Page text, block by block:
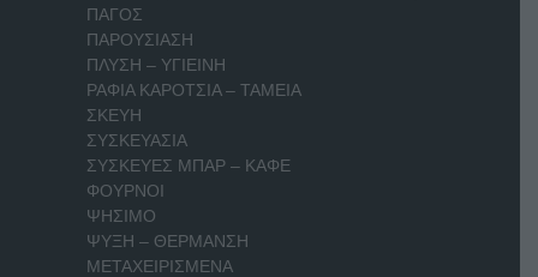
ΠΑΓΟΣ
ΠΑΡΟΥΣΙΑΣΗ
ΠΛΥΣΗ – ΥΓΙΕΙΝΗ
ΡΑΦΙΑ ΚΑΡΟΤΣΙΑ – ΤΑΜΕΙΑ
ΣΚΕΥΗ
ΣΥΣΚΕΥΑΣΙΑ
ΣΥΣΚΕΥΕΣ ΜΠΑΡ – ΚΑΦΕ
ΦΟΥΡΝΟΙ
ΨΗΣΙΜΟ
ΨΥΞΗ – ΘΕΡΜΑΝΣΗ
ΜΕΤΑΧΕΙΡΙΣΜΕΝΑ